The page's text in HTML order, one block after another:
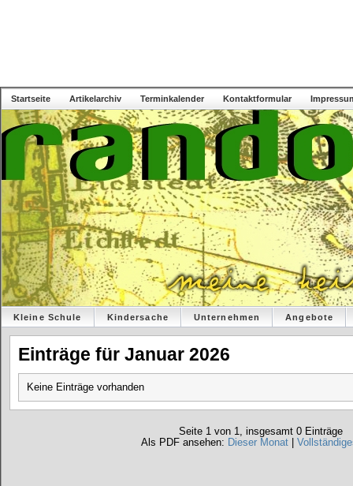
Startseite Artikelarchiv Terminkalender Kontaktformular
Kleine Schule Kindersache Unternehmen Angebote
Einträge für Januar 2026
Keine Einträge vorhanden
Seite 1 von 1, insgesamt 0 Einträge
Als PDF ansehen: Dieser Monat|